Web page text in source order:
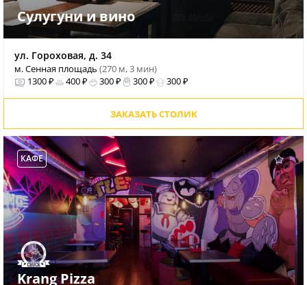
Сулугуни и вино
ул. Гороховая, д. 34
м. Сенная площадь (270 м, 3 мин)
1300 ₽
400 ₽ 300 ₽ 300 ₽ 300 ₽
ЗАКАЗАТЬ СТОЛИК
КАФЕ
Krang Pizza